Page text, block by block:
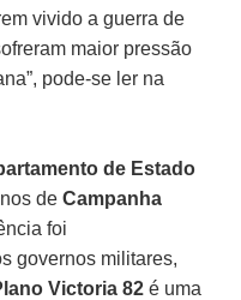
vivido a guerra de
maior pressão
pode-se ler na
de Estado
deCampanha
foi
governos militares,
Victoria 82 é uma